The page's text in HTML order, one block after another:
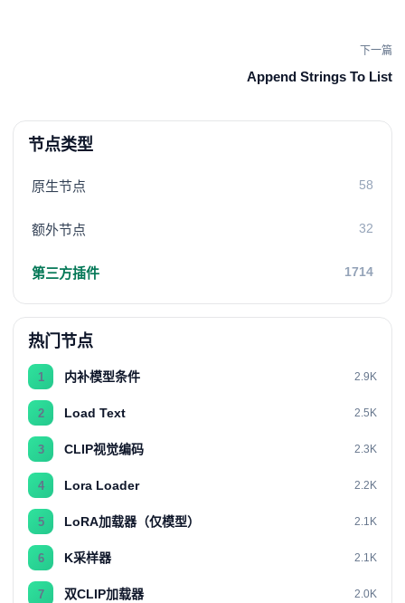
下一篇
Append Strings To List
节点类型
原生节点 58
额外节点 32
第三方插件 1714
热门节点
1 内补模型条件 2.9K
2 Load Text 2.5K
3 CLIP视觉编码 2.3K
4 Lora Loader 2.2K
5 LoRA加载器（仅模型） 2.1K
6 K采样器 2.1K
7 双CLIP加载器 2.0K